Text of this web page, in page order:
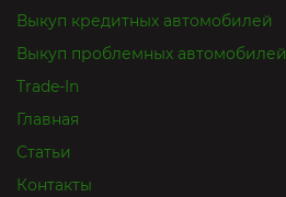
Выкуп кредитных автомобилей
Выкуп проблемных автомобилей
Trade-In
Главная
Статьи
Контакты